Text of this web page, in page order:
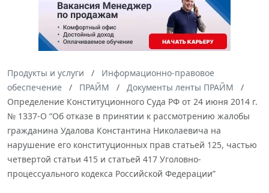
Продукты и услуги
Информационно-правовое
обеспечение
ПРАЙМ
Документы ленты ПРАЙМ
Определение Конституционного Суда РФ от 24 июня 2014 г.
№ 1337-О “Об отказе в принятии к рассмотрению жалобы
гражданина Удалова Константина Николаевича на
нарушение его конституционных прав статьей 125, частью
четвертой статьи 415 и статьей 417 Уголовно-
процессуального кодекса Российской Федерации”